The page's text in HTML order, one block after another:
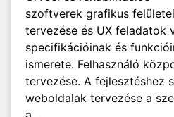
szoftverek grafikus
tervezése és UX feladatok
specifikációinak és
ismerete. Felhasználó
tervezése. A fejlesztéshez
weboldalak tervezése a